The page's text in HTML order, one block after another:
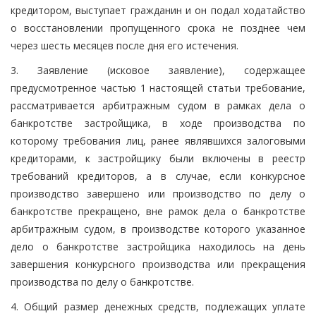
кредитором, выступает гражданин и он подал ходатайство
о восстановлении пропущенного срока не позднее чем
через шесть месяцев после дня его истечения.
3. Заявление (исковое заявление), содержащее
предусмотренное частью 1 настоящей статьи требование,
рассматривается арбитражным судом в рамках дела о
банкротстве застройщика, в ходе производства по
которому требования лиц, ранее являвшихся залоговыми
кредиторами, к застройщику были включены в реестр
требований кредиторов, а в случае, если конкурсное
производство завершено или производство по делу о
банкротстве прекращено, вне рамок дела о банкротстве
арбитражным судом, в производстве которого указанное
дело о банкротстве застройщика находилось на день
завершения конкурсного производства или прекращения
производства по делу о банкротстве.
4. Общий размер денежных средств, подлежащих уплате